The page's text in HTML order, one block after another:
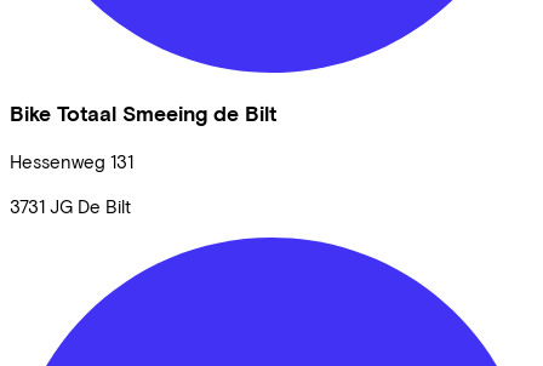
Bike Totaal Smeeing de Bilt
Hessenweg 131
3731 JG De Bilt